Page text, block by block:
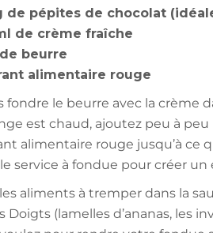
de pépites de chocolat
de crème fraîche
beurre
alimentaire rouge
fondre le beurre avec la crème
est chaud, ajoutez peu à
alimentaire rouge jusqu’à ce
service à fondue pour créer
aliments à tremper dans la
Doigts (lamelles d’ananas, les